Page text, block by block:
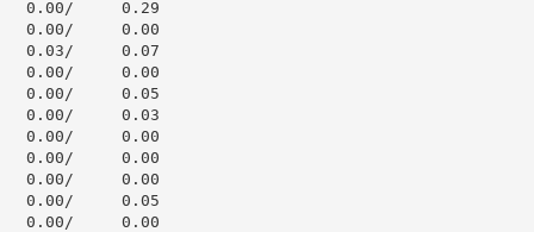
0.00/     0.29
0.00/     0.00
0.03/     0.07
0.00/     0.00
0.00/     0.05
0.00/     0.03
0.00/     0.00
0.00/     0.00
0.00/     0.00
0.00/     0.05
0.00/     0.00